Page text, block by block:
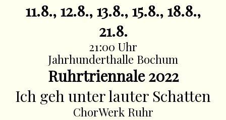
11.8., 12.8., 13.8., 15.8., 18.8.,
21.8.
21:00 Uhr
Jahrhunderthalle Bochum
Ruhrtriennale 2022
Ich geh unter lauter Schatten
ChorWerk Ruhr